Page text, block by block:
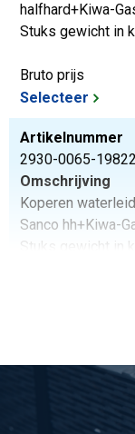
halfhard+Kiwa-
Stuks gewicht in
Bruto prijs
Selecteer
Artikelnummer
2930-0065-
Omschrijving
Koperen
Sanco hh+Kiwa-
Stuks gewicht in kg
2930-0065-
Koperen